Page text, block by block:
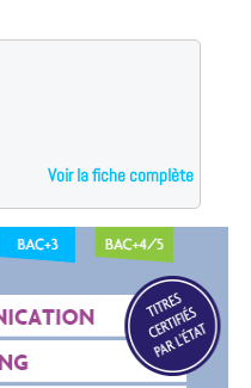
Voir la fiche complète